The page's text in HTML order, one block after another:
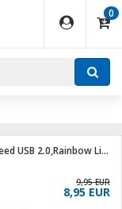
0
USB Flash drive 32GB Hi-Speed USB 2.0,Rainbow Line,TRANSP.
9,95 EUR
8,95 EUR